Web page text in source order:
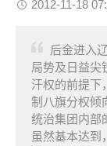
2012-11-18
后金进入
局势及日益尖
汗权的前提下
制八旗分权倾
统治集团内部
虽然基本达到